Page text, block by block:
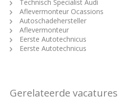
Technisch Specialist Audi
Aflevermonteur Ocassions
Autoschadehersteller
Aflevermonteur
Eerste Autotechnicus
Eerste Autotechnicus
Gerelateerde vacatures